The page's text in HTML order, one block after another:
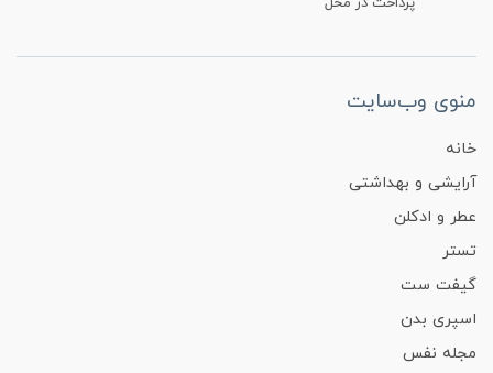
منوی وب‌سایت
خانه
آرایشی و بهداشتی
عطر و ادکلن
تستر
گیفت ست
اسپری بدن
مجله نفس